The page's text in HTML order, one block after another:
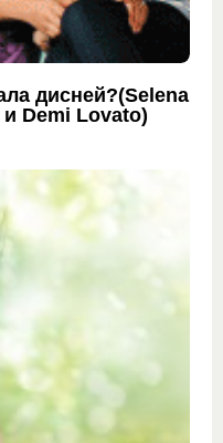
дисней?(Selena
Demi Lovato)